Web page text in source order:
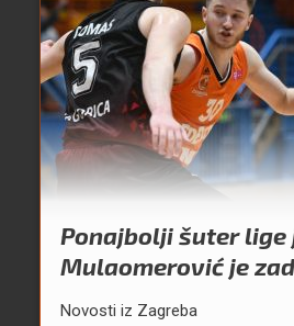
Ponajbolji šuter lige
Mulaomerović je
Novosti iz Zagreba